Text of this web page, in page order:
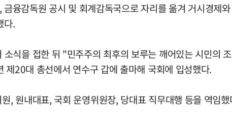
융감독원 공시 및 회계감독국으로 자리를 옮겨 거시경제
다.
식을 접한 뒤 "민주주의 최후의 보루는 깨어있는 시민의
20대 총선에서 연수구 갑에 출마해 국회에 입성했다.
, 원내대표, 국회 운영위원장, 당대표 직무대행 등을 역임했